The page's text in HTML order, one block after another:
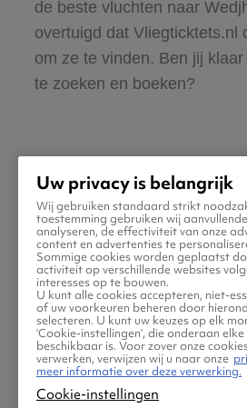
de beste vluchten naar
overtuigd dat Vliegticktets.nl
om ze te vinden. Ben jij
te zoeken en boeken?
Praktische
je vlucht naar
Uw privacy is belangrijk
Wij gebruiken standaard strikt
toestemming gebruiken wij
analyseren, de effectiviteit van onze
content en advertenties te
Sommige cookies worden geplaatst
activiteit op verschillende websites
interesses op te bouwen.
U kunt alle cookies accepteren, niet-
of uw voorkeuren beheren door
selecteren. U kunt uw keuzes op elk
‘Cookie-instellingen’, die onderaan
beschikbaar is. Voor zover onze
verwerken, verwijzen wij u naar onze
meer informatie over deze verwerking.
Cookie-instellingen